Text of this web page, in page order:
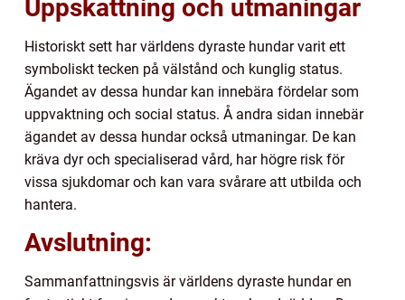
Uppskattning och utmaningar
Historiskt sett har världens dyraste hundar varit ett
symboliskt tecken på välstånd och kunglig status.
Ägandet av dessa hundar kan innebära fördelar som
uppvaktning och social status. Å andra sidan innebär
ägandet av dessa hundar också utmaningar. De kan
kräva dyr och specialiserad vård, har högre risk för
vissa sjukdomar och kan vara svårare att utbilda och
hantera.
Avslutning:
Sammanfattningsvis är världens dyraste hundar en